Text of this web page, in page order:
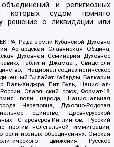
и религиозных
которых судом принято
решение о ликвидации или
РА, Рада земли Кубанской Духовно
Асгардская Славянская Община,
Духовная Семинария Духовное
Таблиги Джамаат, Свидетели
Национал-социалистическое
Вилайат Кабарды, Балкарии
Валь-Хиджра, Пит Буль, Национал-
Славянский союз, Формат-18,
воли народа, Национальная
Череповца, Духовно-Родовая
единство, Древнерусской
Староверов-Инглингов, Русский
против нелегальной иммиграции,
религиозных объединениях, Омская
движения Русское